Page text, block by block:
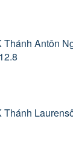
Thánh Antôn
Thánh